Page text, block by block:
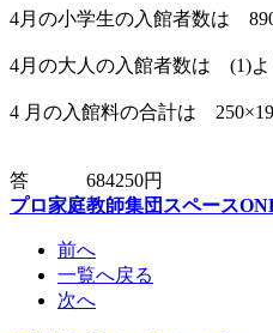
4月の小学生の入館者数は 890
4月の大人の入館者数は (1)よ
4 月の入館料の合計は
答 684250円
プロ家庭教師集団スペース
前へ
一覧へ戻る
次へ